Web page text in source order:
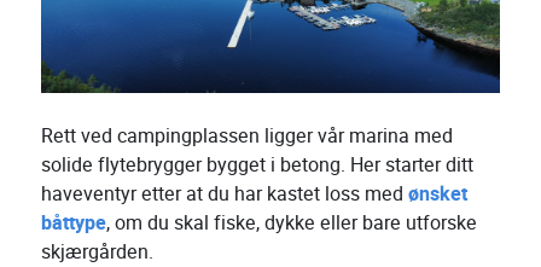
Rett ved campingplassen ligger vår marina med
solide flytebrygger bygget i betong. Her starter ditt
haveventyr etter at du har kastet loss med ønsket
båttype, om du skal fiske, dykke eller bare utforske
skjærgården.